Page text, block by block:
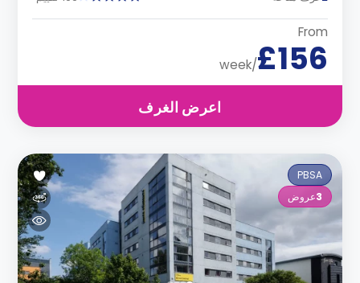
From
£156
/week
اعرض الغرف
PBSA
3عروض